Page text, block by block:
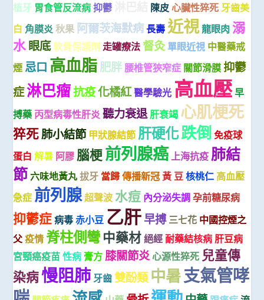
植牙 胃食管反流病 抑鬱 陳皮 心臟性猝死 牙齒美
白 角膜炎 秋果 阿爾茨海默病 長壽 近視龍眼肉 溺
水眼底軟骨保護劑 走罐療法 督灸 單眼近視 中醫藥戒
煙 忌口 高血脂肥胖 腰椎管狹窄症 關節滑膜 抑鬱
症淋巴瘤抗疫化橘紅醫學驗光 高血壓早
搏藥 丙型病毒性肝炎 聽力衰退 肝衰竭 心肌梗死
猝死肺小結節 甲狀腺結節 肝硬化跌倒 免疫球
蛋白 解暑 阿膠 腦梗前列腺癌上海抗疫 肺結
節 六味地黃丸 拔牙 當歸 傳播新冠 黃 豆 核桃仁 高血壓
急症 前列腺超聲波 水痘 內分泌失調 孕前糖尿病
抑鬱症 病毒 赤小豆 乙肝早搏 三七花 中國控煙之
父 疫情 脊柱側彎中藥材 絕經 耐藥結核病 肝豆病
宮頸癌疫苗 性病 膏方 膝關節炎心源性猝死 兒童傳
染病慢阻肺牙齒 雙酚類 中暑支氣管哮